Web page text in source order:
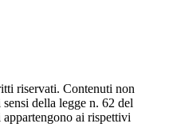
riservati. Contenuti non
della legge n. 62 del
ai rispettivi